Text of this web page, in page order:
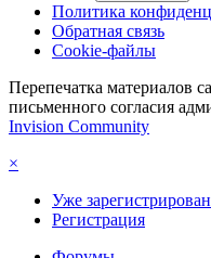
Политика
Обратная связь
Cookie-файлы
Перепечатка материалов
письменного согласия
Invision Community
×
Уже
Регистрация